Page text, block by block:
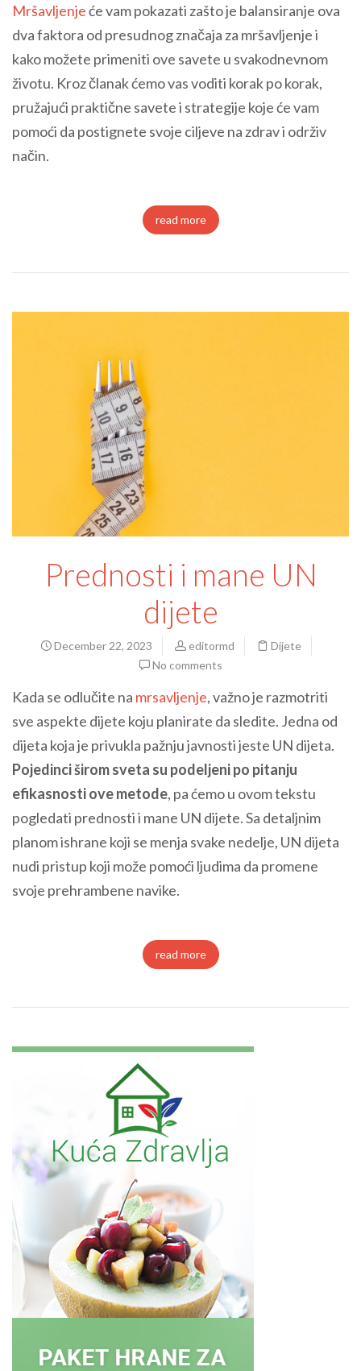
Mršavljenjeće vam pokazati zašto je balansiranje ova
dva faktora od presudnog značaja za mršavljenje i
kako možete primeniti ove savete u svakodnevnom
životu. Kroz članak ćemo vas voditi korak po korak,
pružajući praktične savete i strategije koje će vam
pomoći da postignete svoje ciljeve na zdrav i održiv
način.
read more
Prednosti i mane UN
dijete
December 22, 2023 editormd
Dijete
No comments
Kada se odlučite na mrsavljenje, važno je razmotriti
sve aspekte dijete koju planirate da sledite. Jedna od
dijeta koja je privukla pažnju javnosti jeste UN dijeta.
Pojedinci širom sveta su podeljeni po pitanju
efikasnosti ove metode, pa ćemo u ovom tekstu
pogledati prednosti i mane UN dijete. Sa detaljnim
planom ishrane koji se menja svake nedelje, UN dijeta
nudi pristup koji može pomoći ljudima da promene
svoje prehrambene navike.
read more